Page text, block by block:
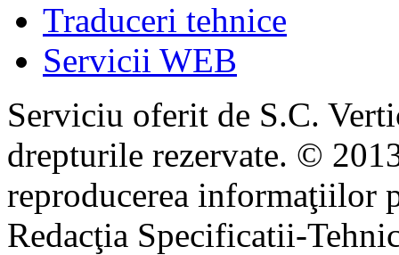
Traduceri tehnice
Servicii WEB
Serviciu oferit de S.C.
drepturile rezervate. ©
reproducerea informaţiilor
Redacţia Specificatii-